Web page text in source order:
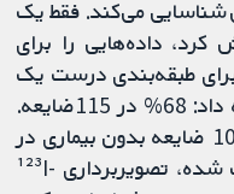
شناسایی می‌کند. فقط یک
داده‌هایی را برای
برای طبقه‌بندی درست یک
فرد به عنوان «بدون بیماری») ارائه داد: 68% در 115ضایعه.
این به این معنی است که در هر 100 ضایعه بدون بیماری در
بیماران مبتلا به نوروبلاستوم اثبات شده، تصویربرداری ¹²³I-